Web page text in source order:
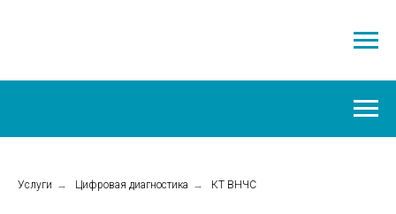
Услуги → Цифровая диагностика → КТ ВНЧС